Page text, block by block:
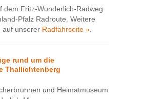
dem Fritz-Wunderlich-Radweg
Pfalz Radroute. Weitere
auf unserer Radfahrseite ».
rund um die
Thallichtenberg
und Heimatmuseum